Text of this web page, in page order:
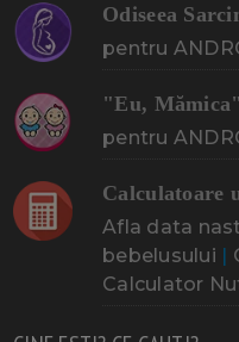
Odiseea
pentru
"Eu,
pentru
Calculatoare
Afla data
bebelusului |
Calculator